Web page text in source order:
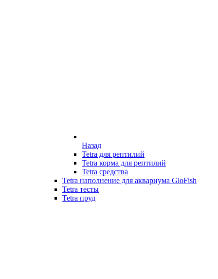
Назад
Tetra для рептилий
Tetra корма для рептилий
Tetra средства
Tetra наполнение для аквариума GloFish
Tetra тесты
Tetra пруд